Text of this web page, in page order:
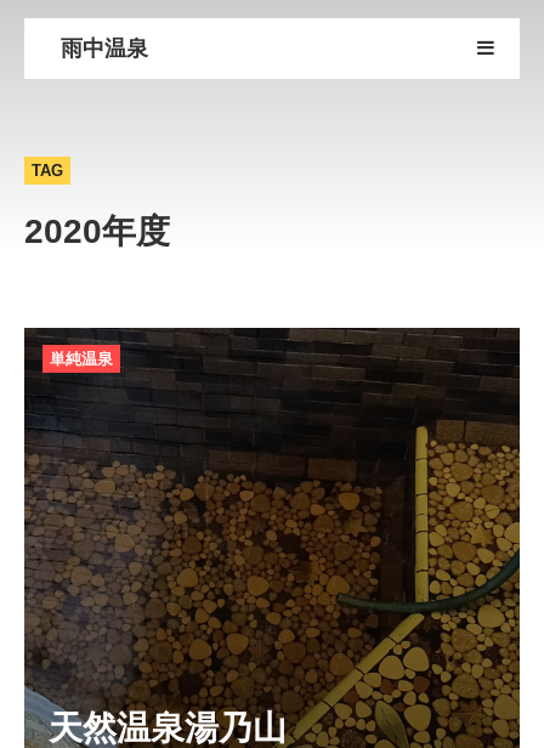
雨中温泉
TAG
2020年度
天然温泉湯乃山
単純温泉